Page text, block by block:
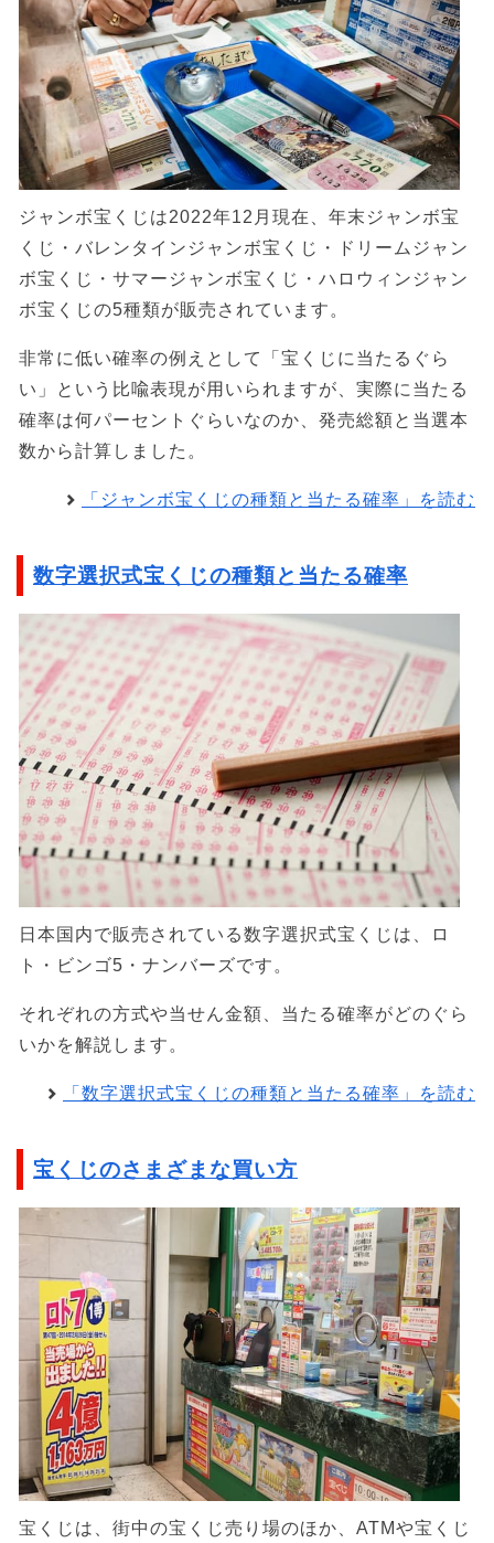
ジャンボ宝くじは2022年12月現在、年末ジャンボ宝
くじ・バレンタインジャンボ宝くじ・ドリームジャン
ボ宝くじ・サマージャンボ宝くじ・ハロウィンジャン
ボ宝くじの5種類が販売されています。
非常に低い確率の例えとして「宝くじに当たるぐら
い」という比喩表現が用いられますが、実際に当たる
確率は何パーセントぐらいなのか、発売総額と当選本
数から計算しました。
「ジャンボ宝くじの種類と当たる確率」を読む
数字選択式宝くじの種類と当たる確率
日本国内で販売されている数字選択式宝くじは、ロ
ト・ビンゴ5・ナンバーズです。
それぞれの方式や当せん金額、当たる確率がどのぐら
いかを解説します。
「数字選択式宝くじの種類と当たる確率」を読む
宝くじのさまざまな買い方
宝くじは、街中の宝くじ売り場のほか、ATMや宝くじ